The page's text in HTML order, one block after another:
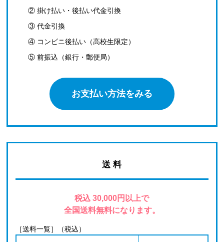
② 掛け払い・後払い代金引換
③ 代金引換
④ コンビニ後払い（高校生限定）
⑤ 前振込（銀行・郵便局）
お支払い方法をみる
送 料
税込 30,000円以上で
全国送料無料になります。
［送料一覧］（税込）